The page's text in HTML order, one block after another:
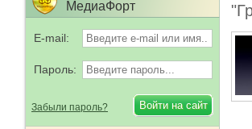
МедиаФорт
E-mail:
Пароль:
Забыли пароль?